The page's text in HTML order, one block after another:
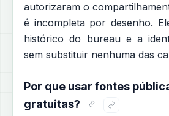
autorizaram o
é incompleta por desenho.
histórico do bureau e a
sem substituir nenhuma das
Por que usar fontes
gratuitas?